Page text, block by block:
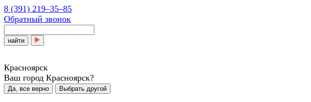
8 (391) 219‒35‒85
Обратный звонок
найти
Красноярск
Ваш город Красноярск?
Да, все верно Выбрать другой